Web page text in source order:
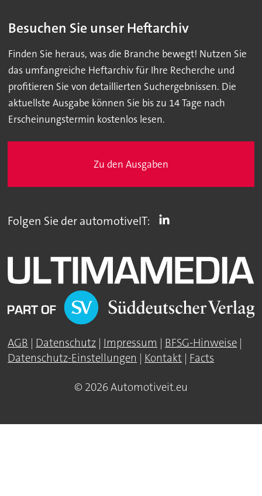
Besuchen Sie unser Heftarchiv
Finden Sie heraus, was die Branche bewegt! Nutzen Sie
das umfangreiche Heftarchiv für Ihre Recherche und
profitieren Sie von detaillierten Suchergebnissen. Die
aktuellste Ausgabe können Sie bis zu 14 Tage nach
Erscheinungstermin kostenlos lesen.
Zu den Ausgaben
Folgen Sie der automotiveIT:
AGB | Datenschutz | Impressum | BFSG-Hinweise |
Datenschutz-Einstellungen | Kontakt | Facts
© 2026 Automotiveit.eu